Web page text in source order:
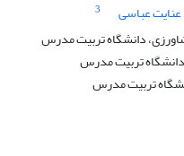
عنایت عباسی
3
دانشگاه تربیت مدرس
تربیت مدرس
تربیت مدرس